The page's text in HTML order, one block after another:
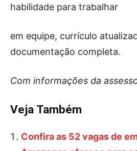
habilidade para trabalhar
em equipe, currículo
documentação completa.
Com informações da
Veja Também
Confira as 52 vagas de